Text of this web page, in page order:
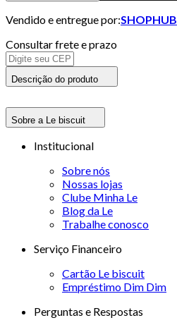
Vendido e entregue por:SHOPHUB
Consultar frete e prazo
Descrição do produto
Sobre a Le biscuit
Institucional
Sobre nós
Nossas lojas
Clube Minha Le
Blog da Le
Trabalhe conosco
Serviço Financeiro
Cartão Le biscuit
Empréstimo Dim Dim
Perguntas e Respostas